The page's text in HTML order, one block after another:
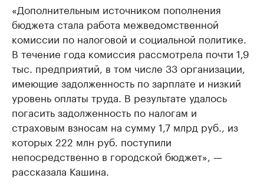
«Дополнительным источником пополнения
бюджета стала работа межведомственной
комиссии по налоговой и социальной политике.
В течение года комиссия рассмотрела почти 1,9
тыс. предприятий, в том числе 33 организации,
имеющие задолженность по зарплате и низкий
уровень оплаты труда. В результате удалось
погасить задолженность по налогам и
страховым взносам на сумму 1,7 млрд руб., из
которых 222 млн руб. поступили
непосредственно в городской бюджет», —
рассказала Кашина.